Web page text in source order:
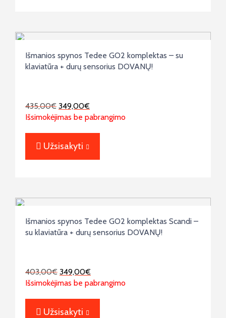
Išmanios spynos Tedee GO2 komplektas – su
klaviatūra + durų sensorius DOVANŲ!
435,00€ 349,00€
Išsimokėjimas be pabrangimo
Užsisakyti
Išmanios spynos Tedee GO2 komplektas Scandi –
su klaviatūra + durų sensorius DOVANŲ!
403,00€ 349,00€
Išsimokėjimas be pabrangimo
Užsisakyti